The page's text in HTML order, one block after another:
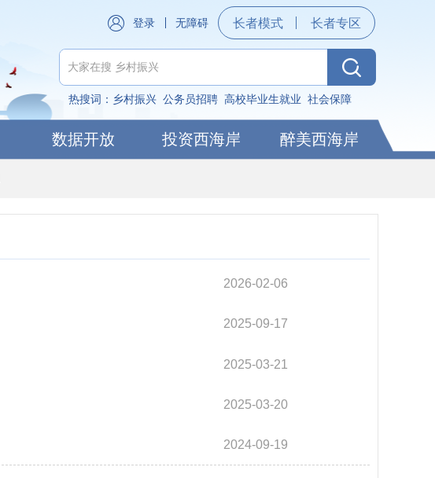
登录 无障碍 长者模式 长者专区
热搜词： 乡村振兴 公务员招聘 高校毕业生就业 社会保障
数据开放 投资西海岸 醉美西海岸
2026-02-06
2025-09-17
2025-03-21
2025-03-20
2024-09-19